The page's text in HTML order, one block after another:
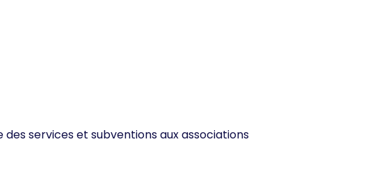
services et subventions aux associations